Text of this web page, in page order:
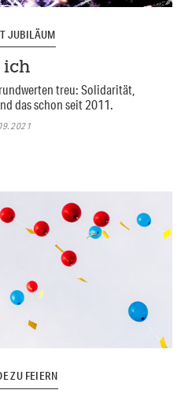
JUBILÄUM
ich
treu: Solidarität,
das schon seit 2011.
ZU FEIERN